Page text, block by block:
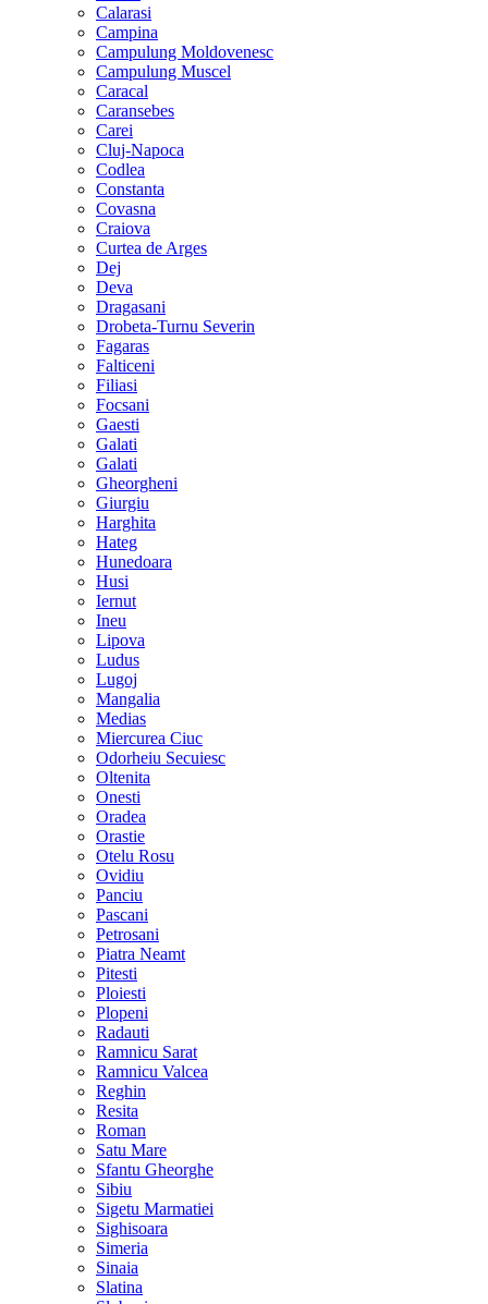
Calarasi
Campina
Campulung Moldovenesc
Campulung Muscel
Caracal
Caransebes
Carei
Cluj-Napoca
Codlea
Constanta
Covasna
Craiova
Curtea de Arges
Dej
Deva
Dragasani
Drobeta-Turnu Severin
Fagaras
Falticeni
Filiasi
Focsani
Gaesti
Galati
Galati
Gheorgheni
Giurgiu
Harghita
Hateg
Hunedoara
Husi
Iernut
Ineu
Lipova
Ludus
Lugoj
Mangalia
Medias
Miercurea Ciuc
Odorheiu Secuiesc
Oltenita
Onesti
Oradea
Orastie
Otelu Rosu
Ovidiu
Panciu
Pascani
Petrosani
Piatra Neamt
Pitesti
Ploiesti
Plopeni
Radauti
Ramnicu Sarat
Ramnicu Valcea
Reghin
Resita
Roman
Satu Mare
Sfantu Gheorghe
Sibiu
Sigetu Marmatiei
Sighisoara
Simeria
Sinaia
Slatina